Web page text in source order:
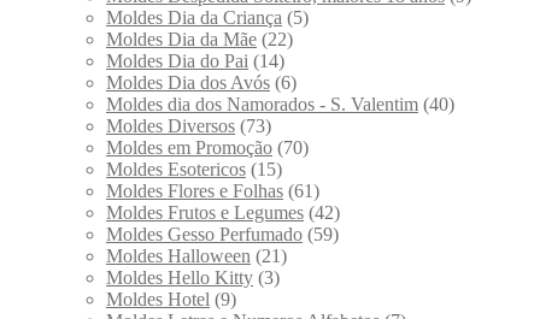
Moldes Dia da Criança (5)
Moldes Dia da Mãe (22)
Moldes Dia do Pai (14)
Moldes Dia dos Avós (6)
Moldes dia dos Namorados - S. Valentim (40)
Moldes Diversos (73)
Moldes em Promoção (70)
Moldes Esotericos (15)
Moldes Flores e Folhas (61)
Moldes Frutos e Legumes (42)
Moldes Gesso Perfumado (59)
Moldes Halloween (21)
Moldes Hello Kitty (3)
Moldes Hotel (9)